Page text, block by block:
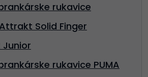
rukavice
Solid Finger
rukavice PUMA